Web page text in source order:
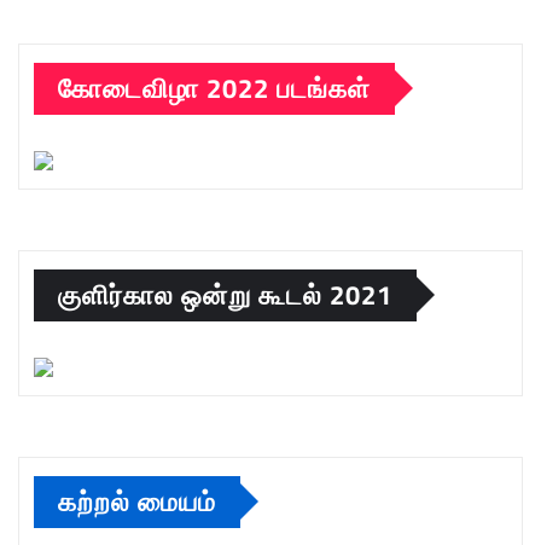
கோடைவிழா 2022 படங்கள்
குளிர்கால ஒன்று கூடல் 2021
கற்றல் மையம்